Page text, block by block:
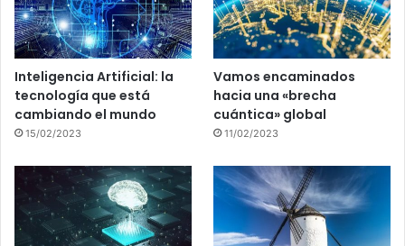
Inteligencia Artificial: la
tecnología que está
cambiando el mundo
15/02/2023
Vamos encaminados
hacia una «brecha
cuántica» global
11/02/2023